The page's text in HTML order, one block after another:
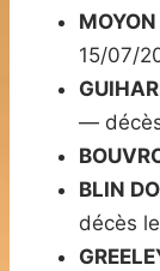
15/07/
—
BLIN
décès